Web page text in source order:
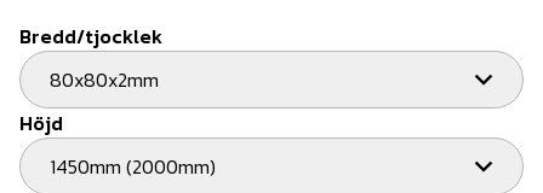
Bredd/tjocklek
80x80x2mm
Höjd
1450mm (2000mm)